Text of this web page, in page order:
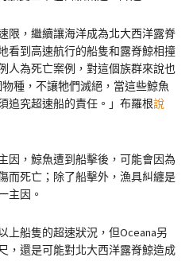
限，繼續讓海洋成為北大西洋露脊
看到高速航行的船隻和露脊鯨相撞
人為死亡案例，對這個族群來說也
種，不讓牠們滅絕，當這些鯨魚
追究超速船的責任。」布羅根說
因，鯨魚遭到船擊後，可能會因為
而死亡；除了船擊外，漁具糾纏是
主因。
上船隻的超速狀況，但Oceana另
，還是可能對北大西洋露脊鯨造成